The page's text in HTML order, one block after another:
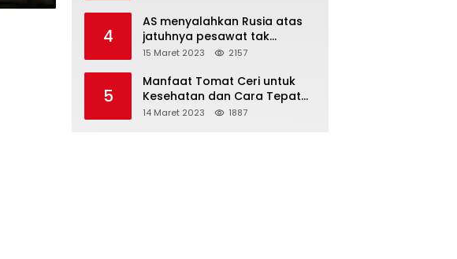
Pemudik
4
AS menyalahkan Rusia atas
jatuhnya pesawat tak
berawak di Laut Hitam,
15 Maret 2023 2157
5
Manfaat Tomat Ceri untuk
Kesehatan dan Cara Tepat
Mengonsumsinya
14 Maret 2023 1887